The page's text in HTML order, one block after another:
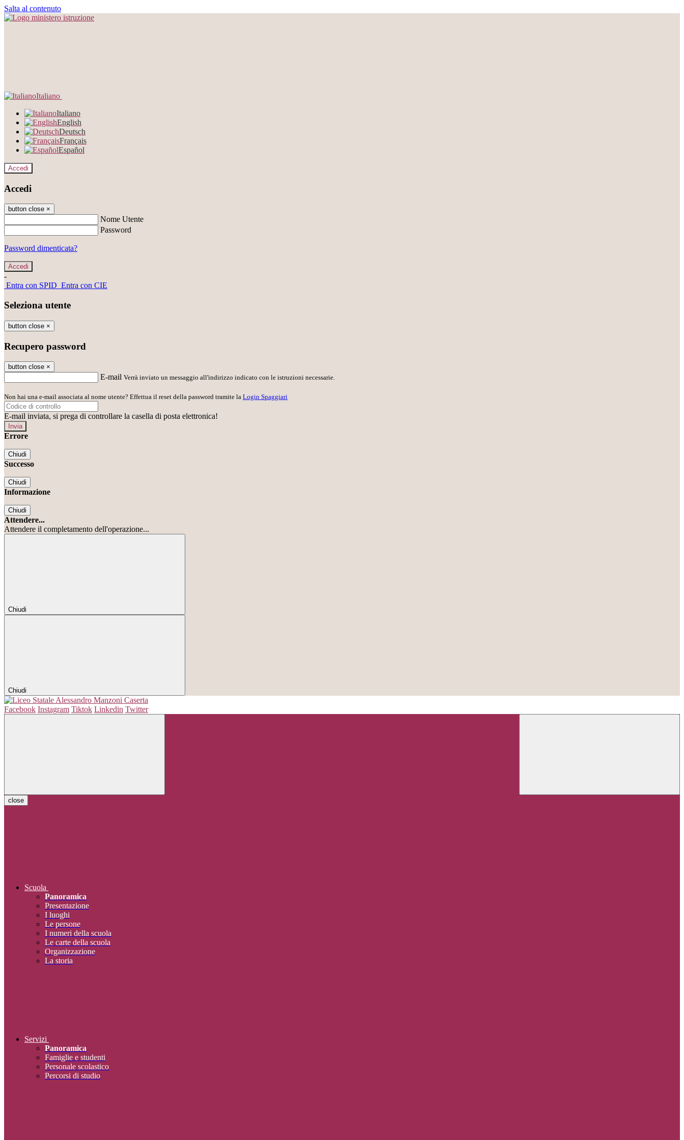
Salta al contenuto
Italiano
Italiano
English
Deutsch
Français
Español
Accedi
Accedi
button close ×
Nome Utente
Password
Password dimenticata?
-
Entra con SPID Entra con CIE
Seleziona utente
button close ×
Recupero password
button close ×
E-mail Verrà inviato un messaggio all'indirizzo indicato con le istruzioni necessarie.
Non hai una e-mail associata al nome utente? Effettua il reset della password tramite la Login Spaggiari
E-mail inviata, si prega di controllare la casella di posta elettronica!
Errore
Chiudi
Successo
Chiudi
Informazione
Chiudi
Attendere...
Attendere il completamento dell'operazione...
Chiudi
Chiudi
Facebook Instagram Tiktok Linkedin Twitter
close
Scuola
Panoramica
Presentazione
I luoghi
Le persone
I numeri della scuola
Le carte della scuola
Organizzazione
La storia
Servizi
Panoramica
Famiglie e studenti
Personale scolastico
Percorsi di studio